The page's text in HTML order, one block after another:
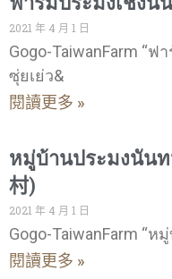
2021 年 4 月 1 日
Gogo-TaiwanFarm “
ซุ่ยเย่ว&
閱讀更多 »
หมู่บ้านประมงนันท
村)
2021 年 4 月 1 日
Gogo-TaiwanFarm “
閱讀更多 »